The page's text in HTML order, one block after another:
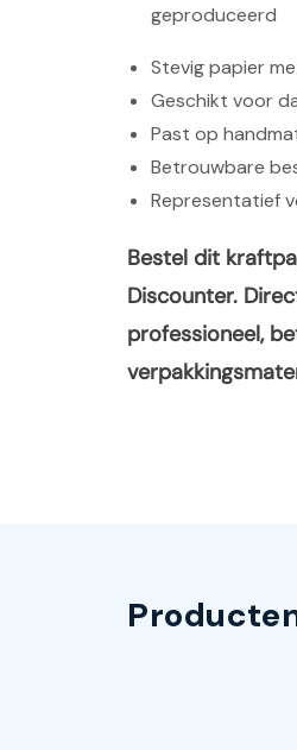
geproduceerd
Stevig papier
Geschikt voor
Past op
Betrouwbare
Representatief
Bestel dit
Discounter.
professioneel,